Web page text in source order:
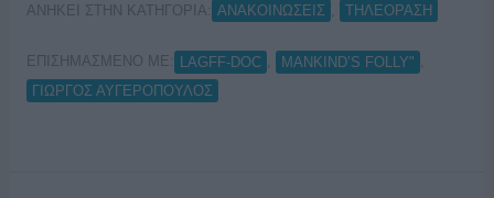
ΑΝΗΚΕΙ ΣΤΗΝ ΚΑΤΗΓΟΡΙΑ: ΑΝΑΚΟΙΝΩΣΕΙΣ ΤΗΛΕΟΡΑΣΗ
ΕΠΙΣΗΜΑΣΜΕΝΟ ΜΕ: LAGFF-DOC MANKIND’S FOLLY"
ΓΙΩΡΓΟΣ ΑΥΓΕΡΟΠΟΥΛΟΣ